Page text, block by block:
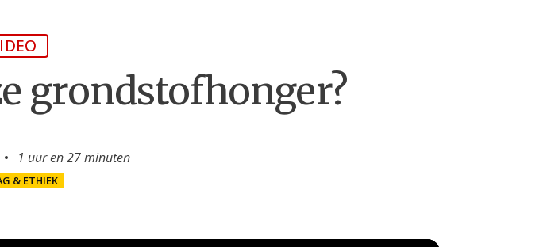
grondstofhonger?
1 uur en27 minuten
& ETHIEK